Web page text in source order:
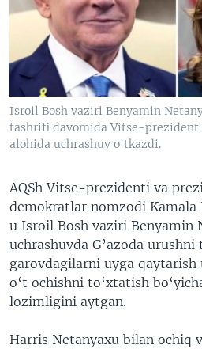
VIDEO
XABARLAR SURATLARDA
ODNOKLASSNIKI
TELEGRAM
TWITTER
SOUNDCLOUD
VOA
Isroil Bosh vaziri Benyamin
tashrifi davomida Vitse-prezident
alohida uchrashuv o'tkazdi.
AQSh Vitse-prezidenti va
demokratlar nomzodi Kamala
u Isroil Bosh vaziri Benyamin
uchrashuvda G’azoda urushni
garovdagilarni uyga qaytarish
o‘t ochishni to‘xtatish
lozimligini aytgan.
Harris Netanyaxu bilan ochiq